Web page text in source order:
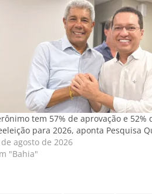
tem 57% de aprovação e 52%
para 2026, aponta Pesquisa
agosto de 2026
"Bahia"